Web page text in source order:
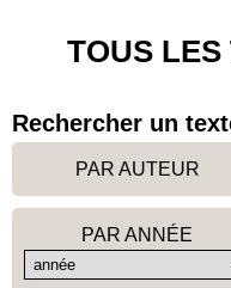
TOUS LES
Rechercher un
PAR AUTEUR
PAR ANNÉE